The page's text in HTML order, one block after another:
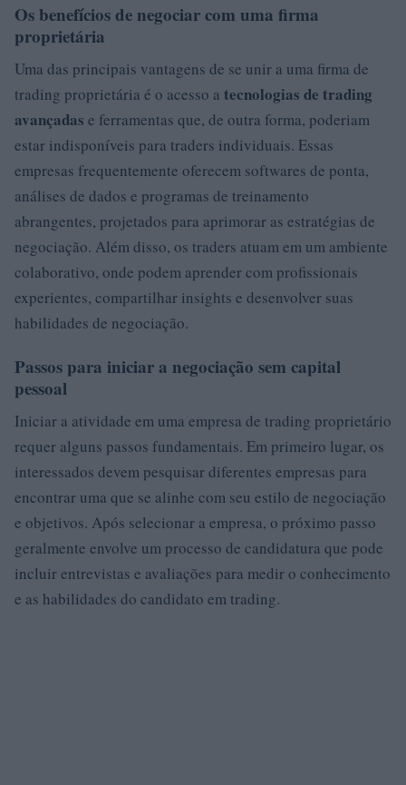
Os benefícios de negociar com uma firma
proprietária
Uma das principais vantagens de se unir a uma firma de
trading proprietária é o acesso a tecnologias de trading
avançadas e ferramentas que, de outra forma, poderiam
estar indisponíveis para traders individuais. Essas
empresas frequentemente oferecem softwares de ponta,
análises de dados e programas de treinamento
abrangentes, projetados para aprimorar as estratégias de
negociação. Além disso, os traders atuam em um ambiente
colaborativo, onde podem aprender com profissionais
experientes, compartilhar insights e desenvolver suas
habilidades de negociação.
Passos para iniciar a negociação sem capital
pessoal
Iniciar a atividade em uma empresa de trading proprietário
requer alguns passos fundamentais. Em primeiro lugar, os
interessados devem pesquisar diferentes empresas para
encontrar uma que se alinhe com seu estilo de negociação
e objetivos. Após selecionar a empresa, o próximo passo
geralmente envolve um processo de candidatura que pode
incluir entrevistas e avaliações para medir o conhecimento
e as habilidades do candidato em trading.